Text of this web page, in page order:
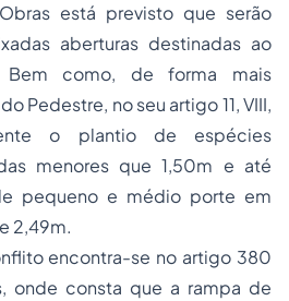
está previsto que serão
aberturas destinadas ao
Bem como, de forma mais
Pedestre, no seu artigo 11, VIII,
o plantio de espécies
menores que 1,50m e até
pequeno e médio porte em
2,49m.
encontra-se no artigo 380
onde consta que a rampa de